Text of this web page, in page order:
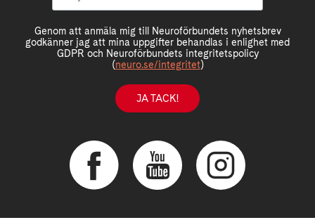
Genom att anmäla mig till Neuroförbundets nyhetsbrev
godkänner jag att mina uppgifter behandlas i enlighet med
GDPR och Neuroförbundets integritetspolicy
(neuro.se/integritet)
JA TACK!